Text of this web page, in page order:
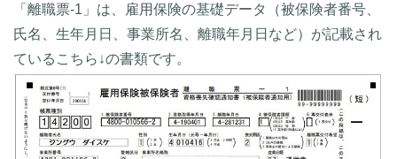
「離職票-1」は、雇用保険の基礎データ（被保険者番号、
氏名、生年月日、事業所名、離職年月日など）が記載され
ているこちら↓の書類です。